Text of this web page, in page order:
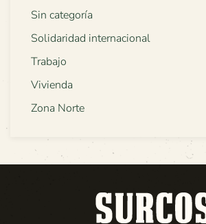
Sin categoría
Solidaridad internacional
Trabajo
Vivienda
Zona Norte